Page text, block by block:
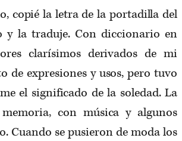
copié la letra de la portadilla del
y la traduje. Con diccionario en
clarísimos derivados de mi
de expresiones y usos, pero tuvo
el significado de la soledad. La
con música y algunos
Cuando se pusieron de moda los